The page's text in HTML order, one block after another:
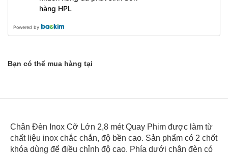
hàng HPL
Powered by
Bạn có thể mua hàng tại
Chân Đèn Inox Cỡ Lớn 2,8 mét Quay Phim được làm từ
chất liệu inox chắc chắn, độ bền cao. Sản phẩm có 2 chốt
khóa dùng để điều chỉnh độ cao. Phía dưới chân đèn có